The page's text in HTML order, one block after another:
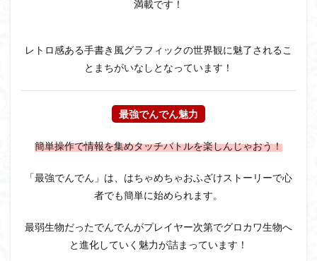
満載です ！
レトロ感ある手書き風グラフィックの世界観に魅了されるこ
とまちがいなしとなっています ！
最強でんでん魅力
簡単操作で情報を集めタッチバトルを楽しんじゃおう！
「最強でんでん」は、 はちゃめちゃおふざけストーリーで心
者でも簡単に始められます。
最弱生物だったでんでんがプレイヤー次第でグロカワ生物へ
と進化していく魅力が詰まっています ！